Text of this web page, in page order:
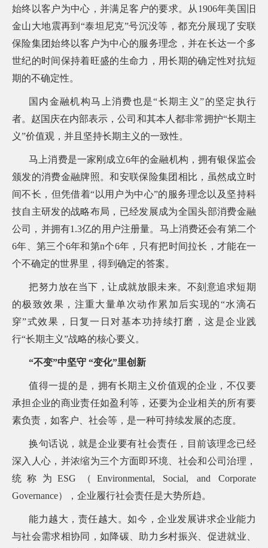
始终以客户为中心，并满足客户的要求。从1906年美国旧
金山大地震再到“泰坦尼克”号沉没等，都充分展现了安联
保险集团始终以客户为中心的服务理念，并在长达一个多
世纪的时间保持着旺盛的生命力，用长期的确定性对抗短
期的不确定性。
国内金融机构马上消费也是“长期主义”的坚定执行
者。赵国庆在内部表示，公司和其本人都非常拥护“长期主
义”价值观，并且坚持长期主义的一致性。
马上消费是一家刚成立6年的金融机构，拥有银保监会
颁发的消费金融牌照。和安联保险集团相比，虽然成立时
间不长，但凭借着“以用户为中心”的服务理念以及坚持科
技自主研发的战略布局，已经发展成为全国头部消费金融
公司，并拥有1.3亿的用户注册量。马上消费还会有第二个
6年、第三个6年和第n个6年，只有把时间拉长，才能在一
个不确定的世界里，得到确定的答案。
把努力放在当下，让成就放眼未来。不刻意追求短期
的极致效果，注重大量单次动作累加后实现的“水滴石
穿”式效果，日复一日对基本功持续打磨，这是企业践
行“长期主义”战略的核心要义。
“不变”中坚守 “变化”里创新
值得一提的是，拥有长期主义价值观的企业，不仅要
承担企业的商业责任如盈利等，还要为企业相关的所有要
素负责，如客户、社会等，是一种可持续发展的态度。
换句话说，就是企业要有社会责任，目前该理念已经
深入人心，并浓缩为三个方面即环境、社会和公司治理，
统称为ESG（Environmental, Social, and Corporate
Governance），企业履行社会责任是大势所趋。
能力越大，责任越大。如今，企业发展讲求企业能力
与社会需求相协同，如降碳、助力乡村振兴、促进就业、